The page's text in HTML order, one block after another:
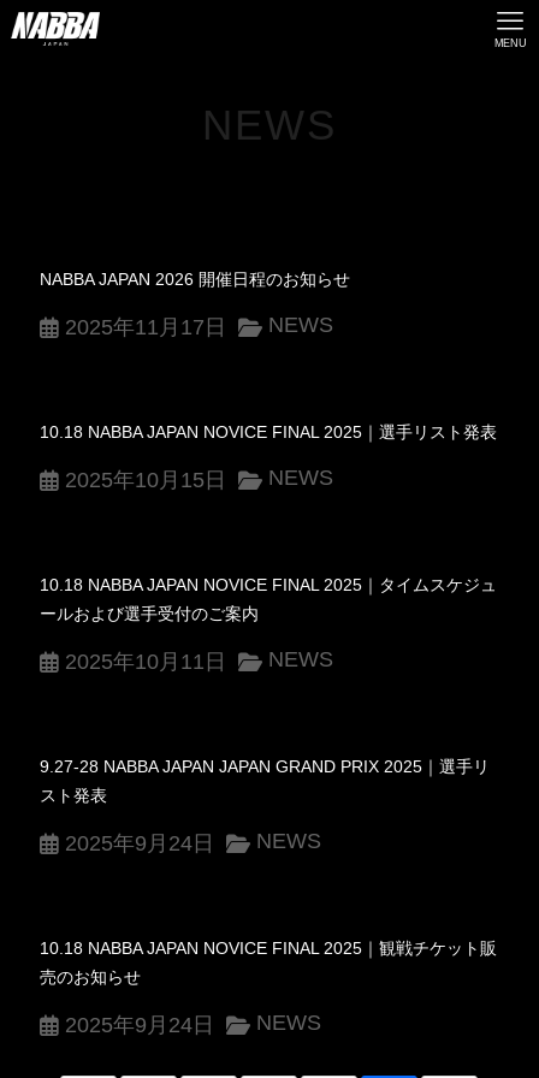
MENU
NEWS
NABBA JAPAN 2026 開催日程のお知らせ
2025年11月17日 NEWS
10.18 NABBA JAPAN NOVICE FINAL 2025｜選手リスト発表
2025年10月15日 NEWS
10.18 NABBA JAPAN NOVICE FINAL 2025｜タイムスケジュ
ールおよび選手受付のご案内
2025年10月11日 NEWS
9.27-28 NABBA JAPAN JAPAN GRAND PRIX 2025｜選手リ
スト発表
2025年9月24日 NEWS
10.18 NABBA JAPAN NOVICE FINAL 2025｜観戦チケット販
売のお知らせ
2025年9月24日 NEWS